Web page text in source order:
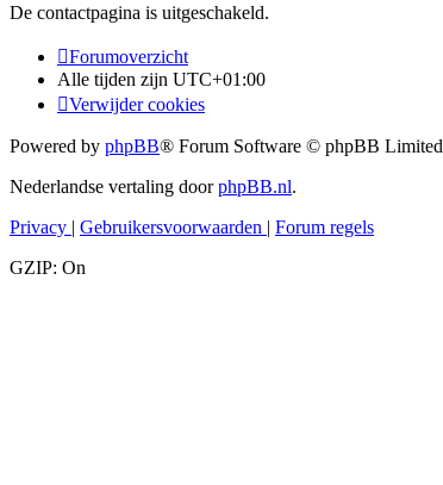
De contactpagina is uitgeschakeld.
Forumoverzicht
Alle tijden zijn UTC+01:00
Verwijder cookies
Powered by phpBB® Forum Software © phpBB Limited
Nederlandse vertaling doorphpBB.nl.
Privacy | Gebruikersvoorwaarden | Forum regels
GZIP: On